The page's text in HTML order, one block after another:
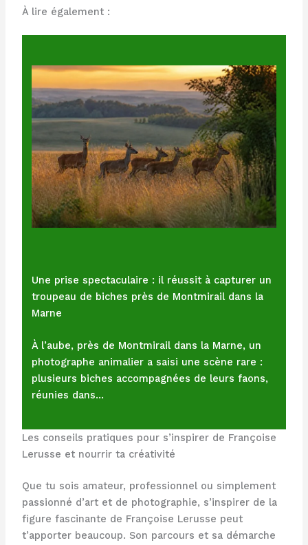
À lire également :
Une prise spectaculaire : il réussit à capturer un
troupeau de biches près de Montmirail dans la
Marne
À l’aube, près de Montmirail dans la Marne, un
photographe animalier a saisi une scène rare :
plusieurs biches accompagnées de leurs faons,
réunies dans…
Les conseils pratiques pour s’inspirer de Françoise
Lerusse et nourrir ta créativité
Que tu sois amateur, professionnel ou simplement
passionné d’art et de photographie, s’inspirer de la
figure fascinante de Françoise Lerusse peut
t’apporter beaucoup. Son parcours et sa démarche